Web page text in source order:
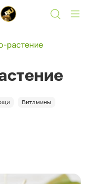
растение
Витамины